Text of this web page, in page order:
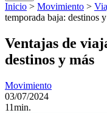
Inicio > Movimiento >
temporada baja: destinos
Ventajas de
destinos y más
Movimiento
03/07/2024
11min.